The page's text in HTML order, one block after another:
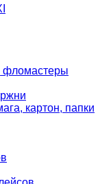
фломастеры
картон, папки